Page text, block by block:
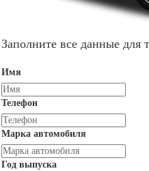
Заполните все данные для
Имя
Телефон
Марка автомобиля
Год выпуска